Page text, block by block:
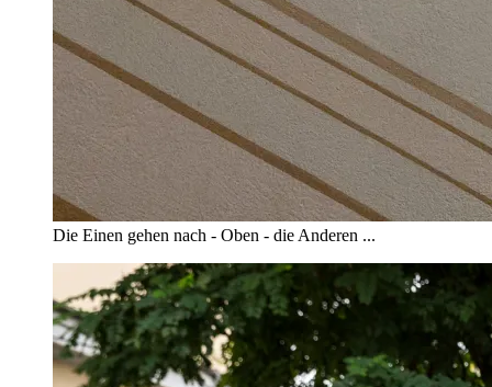
Die Einen gehen nach - Oben - die Anderen ...